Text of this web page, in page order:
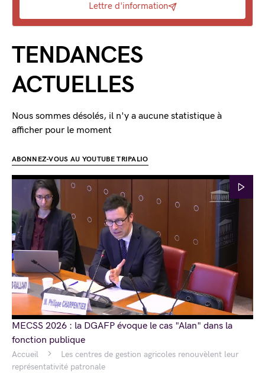
Accueil
Les centres de gestion agricoles renouvèlent leur
représentativité patronale
Lettre d'information
TENDANCES
ACTUELLES
Nous sommes désolés, il n'y a aucune statistique à
afficher pour le moment
ABONNEZ-VOUS AU YOUTUBE TRIPALIO
MECSS 2026 : la DGAFP évoque le cas "Alan" dans la
fonction publique